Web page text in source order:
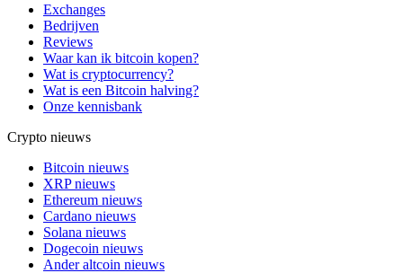
Exchanges
Bedrijven
Reviews
Waar kan ik bitcoin kopen?
Wat is cryptocurrency?
Wat is een Bitcoin halving?
Onze kennisbank
Crypto nieuws
Bitcoin nieuws
XRP nieuws
Ethereum nieuws
Cardano nieuws
Solana nieuws
Dogecoin nieuws
Ander altcoin nieuws